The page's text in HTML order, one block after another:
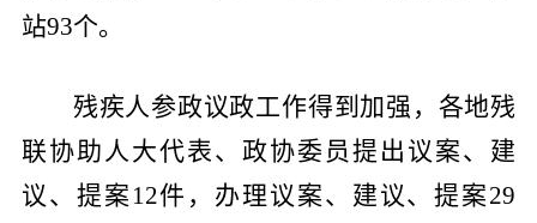
站93个。
残疾人参政议政工作得到加强，各地残
联协助人大代表、政协委员提出议案、建
议、提案 12件，办理议案、建议、提案29